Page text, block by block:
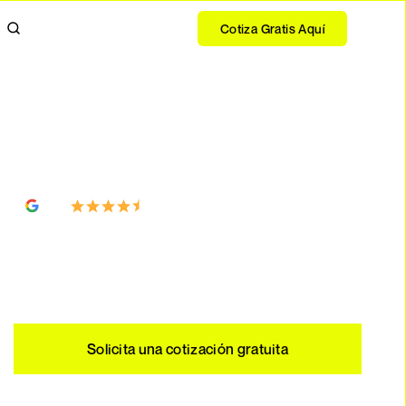
Cotiza Gratis Aquí
Solicita una cotización gratuita